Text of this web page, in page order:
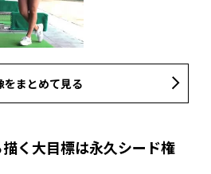
をまとめて見る
く大目標は永久シード権